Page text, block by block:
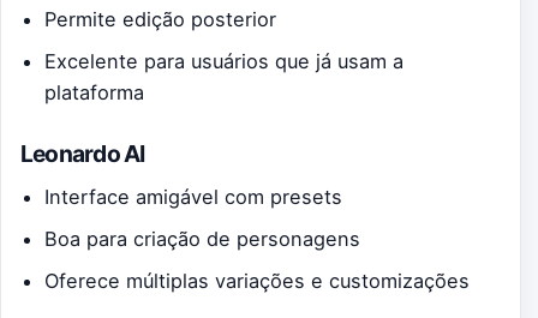
Permite edição posterior
Excelente para usuários que já usam a
plataforma
Leonardo AI
Interface amigável com presets
Boa para criação de personagens
Oferece múltiplas variações e customizações